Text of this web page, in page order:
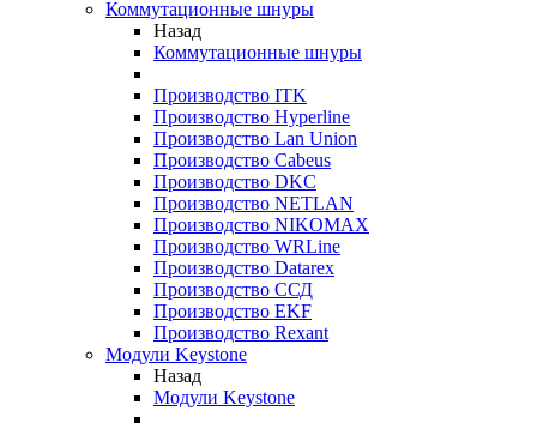
Коммутационные шнуры
Назад
Коммутационные шнуры
Производство ITK
Производство Hyperline
Производство Lan Union
Производство Cabeus
Производство DKC
Производство NETLAN
Производство NIKOMAX
Производство WRLine
Производство Datarex
Производство ССД
Производство EKF
Производство Rexant
Модули Keystone
Назад
Модули Keystone